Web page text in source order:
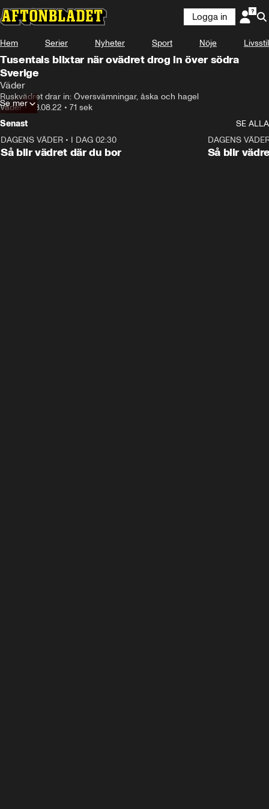
Logga in
Hem Serier Nyheter Sport Nöje Livsstil
Tusentals blixtar när ovädret drog in över södra
Sverige
Väder
Ruskvädret drar in: Översvämningar, åska och hagel
Väder• 28.08.22 • 71 sek
Se mer
Senast
SE ALLA
DAGENS VÄDER • I DAG 02:30
Så blir vädret där du bor
DAGENS
Så blir